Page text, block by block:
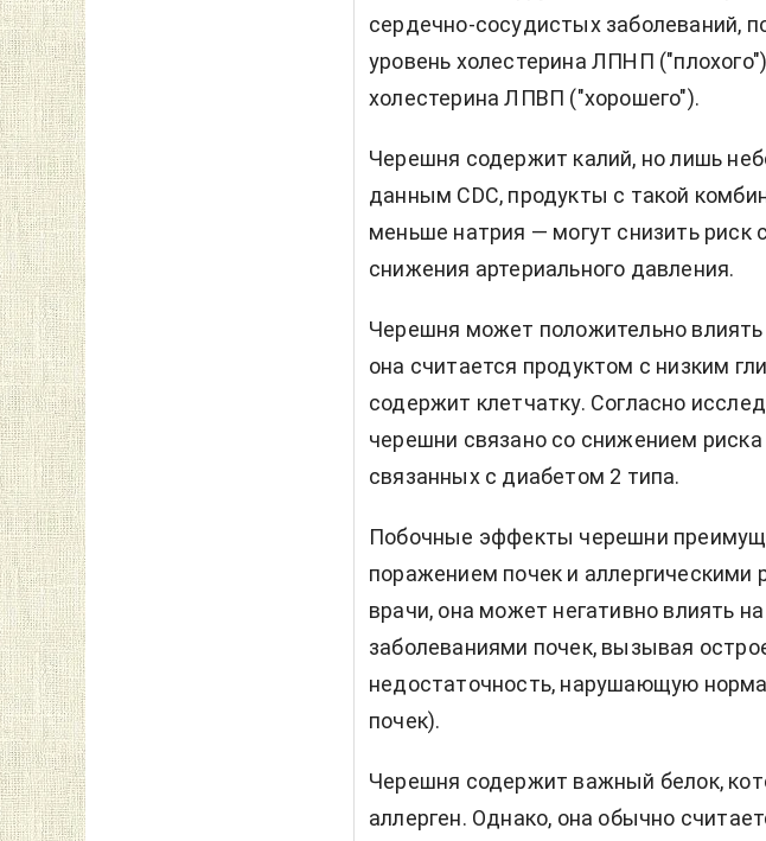
сердечно-сосудистых заболеваний,
уровень холестерина ЛПНП
холестерина ЛПВП ("хорошего").
Черешня содержит калий, но лишь
данным CDC, продукты с такой
меньше натрия — могут снизить риск
снижения артериального давления.
Черешня может положительно влиять
она считается продуктом с низким
содержит клетчатку. Согласно
черешни связано со снижением
связанных с диабетом 2 типа.
Побочные эффекты черешни
поражением почек и аллергическими
врачи, она может негативно влиять
заболеваниями почек, вызывая
недостаточность, нарушающую
почек).
Черешня содержит важный белок,
аллерген. Однако, она обычно